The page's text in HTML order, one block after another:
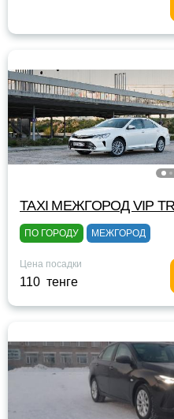
TAXI МЕЖГОРОД VIP
ПО ГОРОДУ МЕЖГОРОД
Цена посадки
110 тенге